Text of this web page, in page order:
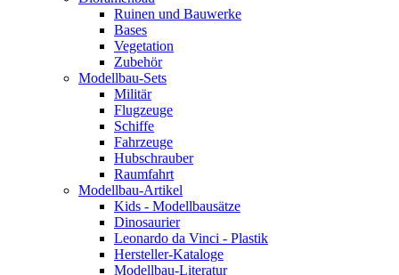
Ruinen und Bauwerke
Bases
Vegetation
Zubehör
Modellbau-Sets
Militär
Flugzeuge
Schiffe
Fahrzeuge
Hubschrauber
Raumfahrt
Modellbau-Artikel
Kids - Modellbausätze
Dinosaurier
Leonardo da Vinci - Plastik
Hersteller-Kataloge
Modellbau-Literatur